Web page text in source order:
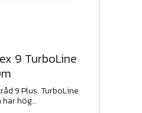
9 TurboLine
9 Plus. TurboLine
har hög